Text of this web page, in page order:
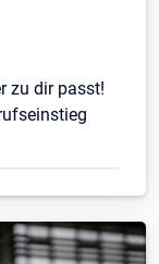
zu dir passt!